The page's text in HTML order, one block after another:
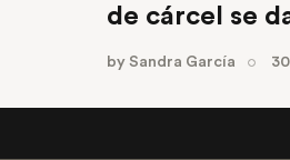
de cárcel se
by Sandra García